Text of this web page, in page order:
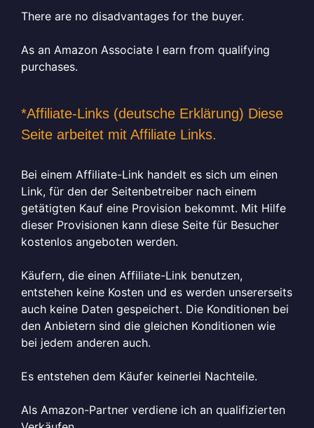
There are no disadvantages for the buyer.
As an Amazon Associate I earn from qualifying
purchases.
*Affiliate-Links (deutsche Erklärung) Diese
Seite arbeitet mit Affiliate Links.
Bei einem Affiliate-Link handelt es sich um einen
Link, für den der Seitenbetreiber nach einem
getätigten Kauf eine Provision bekommt. Mit Hilfe
dieser Provisionen kann diese Seite für Besucher
kostenlos angeboten werden.
Käufern, die einen Affiliate-Link benutzen,
entstehen keine Kosten und es werden unsererseits
auch keine Daten gespeichert. Die Konditionen bei
den Anbietern sind die gleichen Konditionen wie
bei jedem anderen auch.
Es entstehen dem Käufer keinerlei Nachteile.
Als Amazon-Partner verdiene ich an qualifizierten